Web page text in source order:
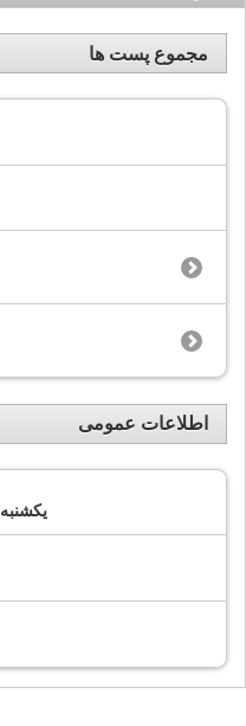
مجموع پست ها
اطلاعات عمومی
یکشنبه 02 اردیبهشت 97